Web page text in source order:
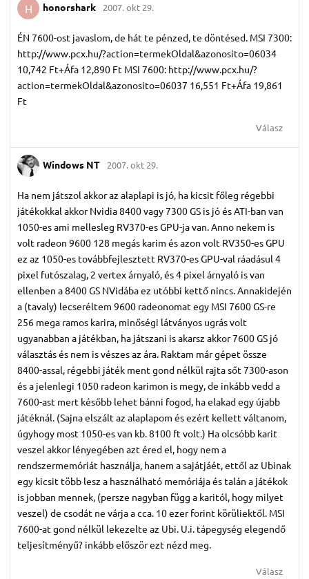
H honorshark 2007. okt 29.
ÉN 7600-ost javaslom, de hát te pénzed, te döntésed. MSI 7300:
http://www.pcx.hu/?action=termekOldal&azonosito=06034
10,742 Ft+Áfa 12,890 Ft MSI 7600: http://www.pcx.hu/?
action=termekOldal&azonosito=06037 16,551 Ft+Áfa 19,861
Ft
Válasz
Windows NT 2007. okt 29.
Ha nem játszol akkor az alaplapi is jó, ha kicsit főleg régebbi
játékokkal akkor Nvidia 8400 vagy 7300 GS is jó és ATI-ban van
1050-es ami mellesleg RV370-es GPU-ja van. Anno nekem is
volt radeon 9600 128 megás karim és azon volt RV350-es GPU
ez az 1050-es továbbfejlesztett RV370-es GPU-val ráadásul 4
pixel futószalag, 2 vertex árnyaló, és 4 pixel árnyaló is van
ellenben a 8400 GS NVidába ez utóbbi kettő nincs. Annakidején
a (tavaly) lecseréltem 9600 radeonomat egy MSI 7600 GS-re
256 mega ramos karira, minőségi látványos ugrás volt
ugyanabban a játékban, ha játszani is akarsz akkor 7600 GS jó
választás és nem is vészes az ára. Raktam már gépet össze
8400-assal, régebbi játék ment gond nélkül rajta sőt 7300-ason
és a jelenlegi 1050 radeon karimon is megy, de inkább vedd a
7600-ast mert később lehet bánni fogod, ha elakad egy újabb
játéknál. (Sajna elszált az alaplapom és ezért kellett váltanom,
úgyhogy most 1050-es van kb. 8100 ft volt.) Ha olcsóbb karit
veszel akkor lényegében azt éred el, hogy nem a
rendszermemóriát használja, hanem a sajátjáét, ettől az Ubinak
egy kicsit több lesz a használható memóriája és talán a játékok
is jobban mennek, (persze nagyban függ a karitól, hogy milyet
veszel) de csodát ne várja a cca. 10 ezer forint körüliektől. MSI
7600-at gond nélkül lekezelte az Ubi. U.i. tápegység elegendő
teljesítményű? inkább először ezt nézd meg.
Válasz